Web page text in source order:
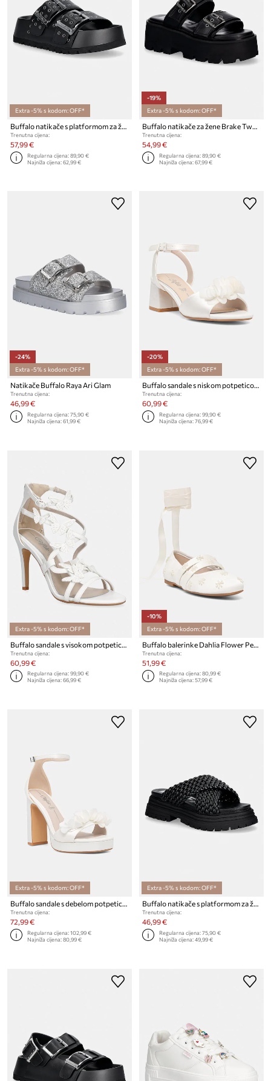
Extra -5% s kodom: OFF*
Buffalo natikače s platformom za žene Jane Ari Riv
Trenutna cijena:
57,99 €
Regularna cijena:89,90 €
Najniža cijena:62,99 €
-19%
Extra -5% s kodom: OFF*
Buffalo natikače za žene Brake Two Strap
Trenutna cijena:
54,99 €
Regularna cijena:89,90 €
Najniža cijena:67,99 €
-24%
Extra -5% s kodom: OFF*
Natikače Buffalo Raya Ari Glam
Trenutna cijena:
46,99 €
Regularna cijena:75,90 €
Najniža cijena:61,99 €
-20%
Extra -5% s kodom: OFF*
Buffalo sandale s niskom potpeticom Lucy Rose
Trenutna cijena:
60,99 €
Regularna cijena:99,90 €
Najniža cijena:76,99 €
Extra -5% s kodom: OFF*
Trenutna cijena:
60,99 €
Regularna cijena:99,90 €
Najniža cijena:66,99 €
-10%
Extra -5% s kodom: OFF*
Trenutna cijena:
51,99 €
Regularna cijena:80,99 €
Najniža cijena:57,99 €
Extra -5% s kodom: OFF*
Buffalo sandale s debelom potpeticom Devine Rose
Trenutna cijena:
72,99 €
Regularna cijena:102,99 €
Najniža cijena:80,99 €
Extra -5% s kodom: OFF*
Buffalo natikače s platformom za žene Lennox Cross
Trenutna cijena:
46,99 €
Regularna cijena:75,90 €
Najniža cijena:49,99 €